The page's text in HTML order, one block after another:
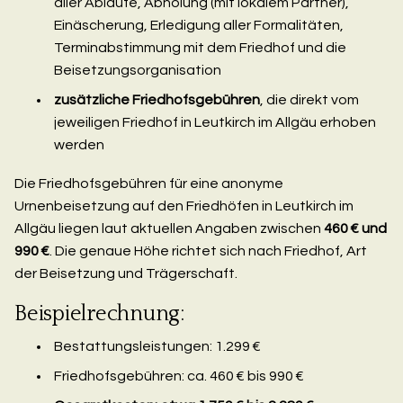
Einäscherung, Erledigung aller Formalitäten,
Terminabstimmung mit dem Friedhof und die
Beisetzungsorganisation
zusätzliche Friedhofsgebühren , die direkt vom
jeweiligen Friedhof in Leutkirch im Allgäu erhoben
werden
Die Friedhofsgebühren für eine anonyme
Urnenbeisetzung auf den Friedhöfen in Leutkirch im
Allgäu liegen laut aktuellen Angaben zwischen 460 € und
990 € . Die genaue Höhe richtet sich nach Friedhof, Art
der Beisetzung und Trägerschaft.
Beispielrechnung:
Bestattungsleistungen: 1.299 €
Friedhofsgebühren: ca. 460 € bis 990 €